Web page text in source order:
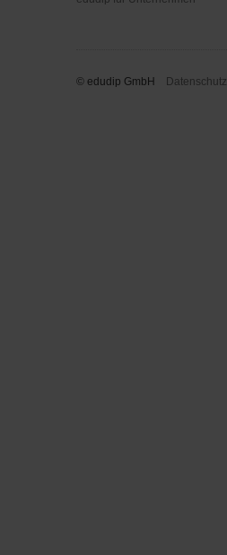
© edudip GmbH Datenschutz